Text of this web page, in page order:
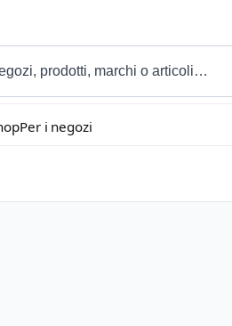
Per i negozi